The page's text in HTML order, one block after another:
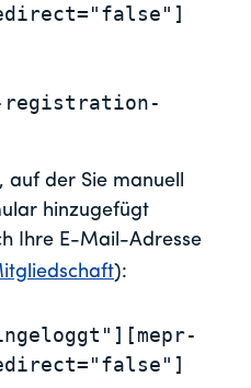
registration-
der Sie manuell
hinzugefügt
Ihre E-Mail-Adresse
):